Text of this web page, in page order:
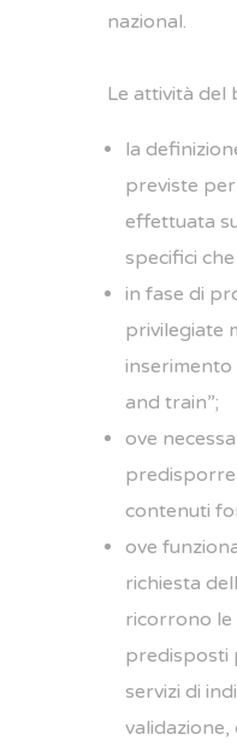
nazional.
Le attività del
la
previste
effettuata
specifici
in fase di
privilegiate
inserimento
and train”;
ove
contenuti
ove
richiesta
ricorrono le
predisposti
servizi di